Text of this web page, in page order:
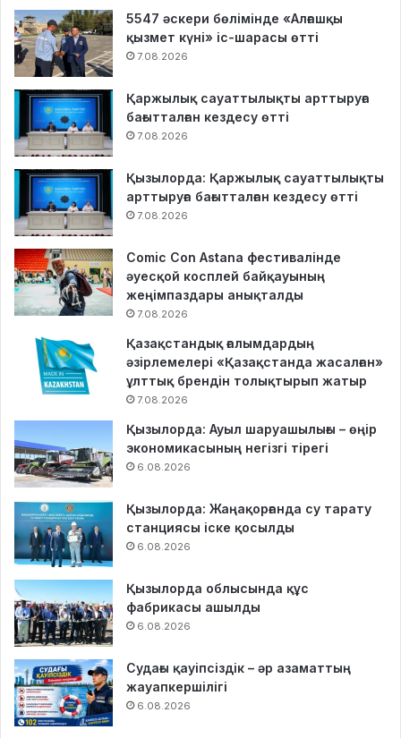
5547 әскери бөлімінде «Алғашқы
қызмет күні» іс-шарасы өтті
7.08.2026
Қаржылық сауаттылықты арттыруға
бағытталған кездесу өтті
7.08.2026
Қызылорда: Қаржылық сауаттылықты
арттыруға бағытталған кездесу өтті
7.08.2026
Comic Con Astana фестивалінде
әуесқой косплей байқауының
жеңімпаздары анықталды
7.08.2026
Қазақстандық ғалымдардың
әзірлемелері «Қазақстанда жасалған»
ұлттық брендін толықтырып жатыр
7.08.2026
Қызылорда: Ауыл шаруашылығы – өңір
экономикасының негізгі тірегі
6.08.2026
Қызылорда: Жаңақорғанда су тарату
станциясы іске қосылды
6.08.2026
Қызылорда облысында құс
фабрикасы ашылды
6.08.2026
Судағы қауіпсіздік – әр азаматтың
жауапкершілігі
6.08.2026